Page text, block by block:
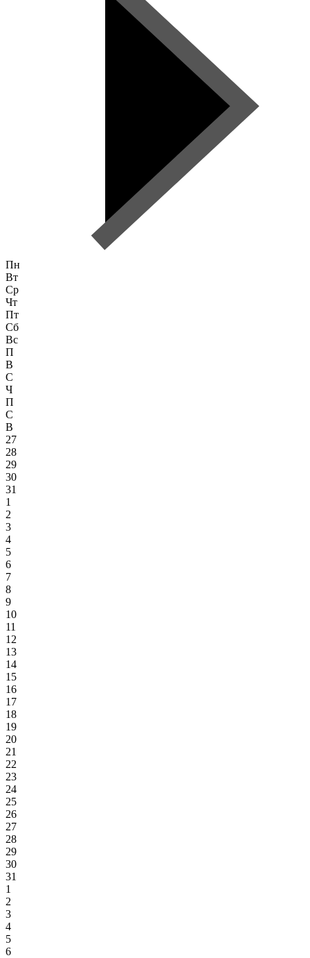
Пн
Вт
Ср
Чт
Пт
Сб
Вс
П
В
С
Ч
П
С
В
27
28
29
30
31
1
2
3
4
5
6
7
8
9
10
11
12
13
14
15
16
17
18
19
20
21
22
23
24
25
26
27
28
29
30
31
1
2
3
4
5
6